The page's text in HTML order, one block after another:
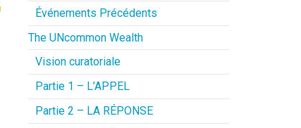
Événements Précédents
The UNcommon Wealth
Vision curatoriale
Partie 1 – L’APPEL
Partie 2 – LA RÉPONSE